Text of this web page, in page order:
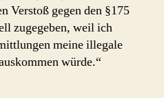
Verstoß gegen den §175
zugegeben, weil ich
meine illegale
würde.“